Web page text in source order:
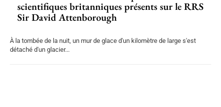
scientifiques britanniques présents sur le RRS
Sir David Attenborough
À la tombée de la nuit, un mur de glace d'un kilomètre de large s'est
détaché d'un glacier...